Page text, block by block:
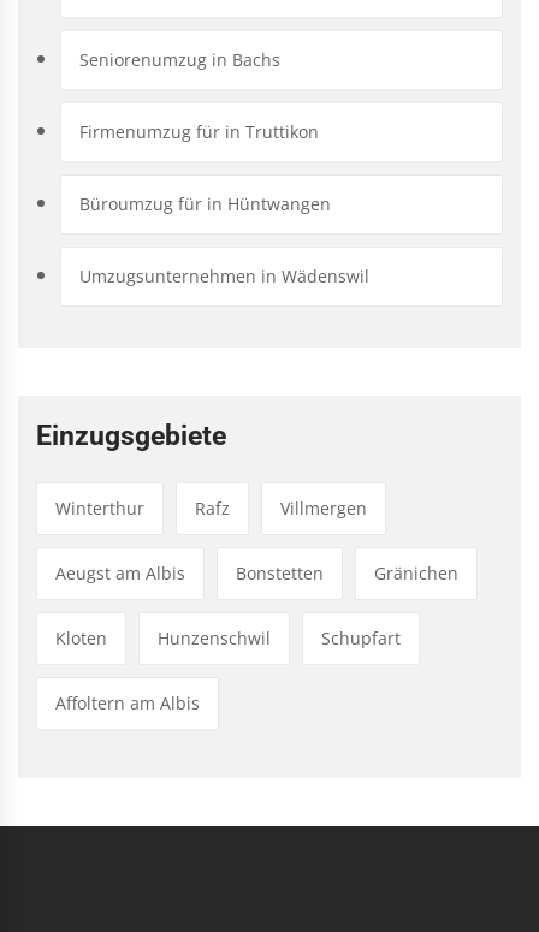
Seniorenumzug in Bachs
Firmenumzug für in Truttikon
Büroumzug für in Hüntwangen
Umzugsunternehmen in Wädenswil
Einzugsgebiete
Winterthur Rafz Villmergen
Aeugst am Albis Bonstetten Gränichen
Kloten Hunzenschwil Schupfart
Affoltern am Albis